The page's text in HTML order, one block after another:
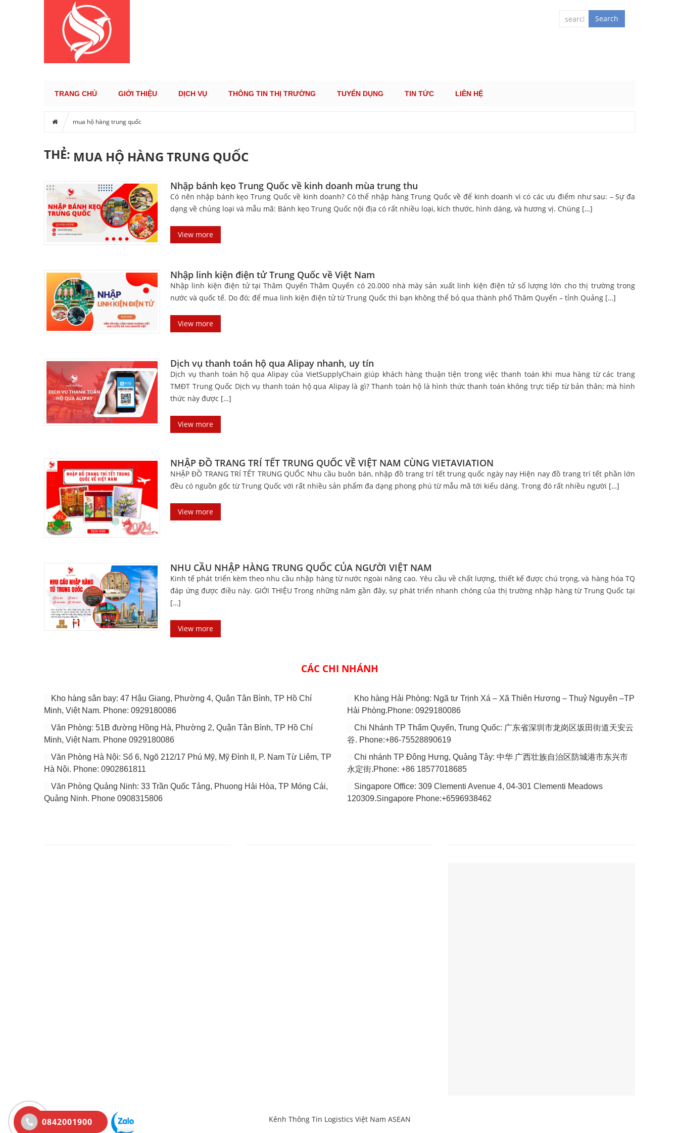
Search
TRANG CHỦ GIỚI THIỆU DỊCH VỤ THÔNG TIN THỊ TRƯỜNG TUYỂN DỤNG TIN TỨC LIÊN HỆ
mua hộ hàng trung quốc
THẺ: MUA HỘ HÀNG TRUNG QUỐC
Nhập bánh kẹo Trung Quốc về kinh doanh mùa trung thu
Có nên nhập bánh kẹo Trung Quốc về kinh doanh? Có thể nhập hàng Trung Quốc về để kinh doanh vì có các ưu điểm như sau: – Sự đa
dạng về chủng loại và mẫu mã: Bánh kẹo Trung Quốc nội địa có rất nhiều loại, kích thước, hình dáng, và hương vị. Chúng […]
View more
Nhập linh kiện điện tử Trung Quốc về Việt Nam
Nhập linh kiện điện tử tại Thâm Quyến Thâm Quyến có 20.000 nhà máy sản xuất linh kiện điện tử số lượng lớn cho thị trường trong
nước và quốc tế. Do đó; để mua linh kiện điện tử từ Trung Quốc thì bạn không thể bỏ qua thành phố Thâm Quyến – tỉnh Quảng […]
View more
Dịch vụ thanh toán hộ qua Alipay nhanh, uy tín
Dịch vụ thanh toán hộ qua Alipay của VietSupplyChain giúp khách hàng thuận tiện trong việc thanh toán khi mua hàng từ các trang
TMĐT Trung Quốc Dịch vụ thanh toán hộ qua Alipay là gì? Thanh toán hộ là hình thức thanh toán không trực tiếp từ bản thân; mà hình
thức này được […]
View more
NHẬP ĐỒ TRANG TRÍ TẾT TRUNG QUỐC VỀ VIỆT NAM CÙNG VIETAVIATION
NHẬP ĐỒ TRANG TRÍ TẾT TRUNG QUỐC Nhu cầu buôn bán, nhập đồ trang trí tết trung quốc ngày nay Hiện nay đồ trang trí tết phần lớn
đều có nguồn gốc từ Trung Quốc với rất nhiều sản phẩm đa dạng phong phú từ mẫu mã tới kiểu dáng. Trong đó rất nhiều người […]
View more
NHU CẦU NHẬP HÀNG TRUNG QUỐC CỦA NGƯỜI VIỆT NAM
Kinh tế phát triển kèm theo nhu cầu nhập hàng từ nước ngoài nâng cao. Yêu cầu về chất lượng, thiết kế được chú trọng, và hàng hóa TQ
đáp ứng được điều này. GIỚI THIỆU Trong những năm gần đây, sự phát triển nhanh chóng của thị trường nhập hàng từ Trung Quốc tại
[…]
View more
CÁC CHI NHÁNH
Kho hàng sân bay: 47 Hậu Giang, Phường 4, Quận Tân Bình, TP Hồ Chí
Minh, Việt Nam. Phone: 0929180086
Văn Phòng: 51B đường Hồng Hà, Phường 2, Quận Tân Bình, TP Hồ Chí
Minh, Việt Nam. Phone 0929180086
Văn Phòng Hà Nội: Số 6, Ngõ 212/17 Phú Mỹ, Mỹ Đình II, P. Nam Từ Liêm, TP
Hà Nội. Phone: 0902861811
Văn Phòng Quảng Ninh: 33 Trần Quốc Tảng, Phuong Hải Hòa, TP Móng Cái,
Quảng Ninh. Phone 0908315806
Kho hàng Hải Phòng: Ngã tư Trịnh Xá – Xã Thiên Hương – Thuỷ Nguyên –TP
Hải Phòng.Phone: 0929180086
Chi Nhánh TP Thẩm Quyến, Trung Quốc: 广东省深圳市龙岗区坂田街道天安云
谷. Phone:+86-75528890619
Chi nhánh TP Đông Hưng, Quảng Tây: 中华 广西壮族自治区防城港市东兴市
永定街.Phone: +86 18577018685
Singapore Office: 309 Clementi Avenue 4, 04-301 Clementi Meadows
120309.Singapore Phone:+6596938462
Kênh Thông Tin Logistics Việt Nam ASEAN
0842001900